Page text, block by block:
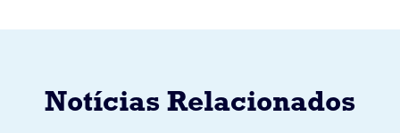
Notícias Relacionados